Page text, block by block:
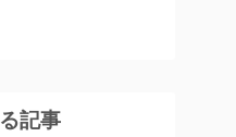
記事